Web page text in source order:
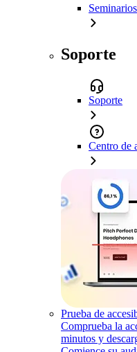
Soporte
Soporte
Centro de
Prueba de
Comprueba la
minutos y